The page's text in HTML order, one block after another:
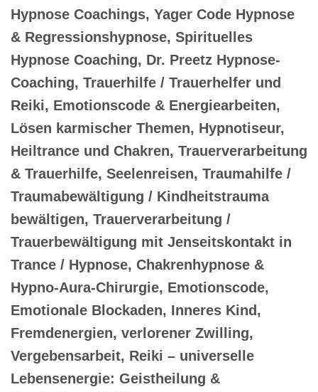
Hypnose Coachings, Yager Code Hypnose
& Regressionshypnose, Spirituelles
Hypnose Coaching, Dr. Preetz Hypnose-
Coaching, Trauerhilfe / Trauerhelfer und
Reiki, Emotionscode & Energiearbeiten,
Lösen karmischer Themen, Hypnotiseur,
Heiltrance und Chakren, Trauerverarbeitung
& Trauerhilfe, Seelenreisen, Traumahilfe /
Traumabewältigung / Kindheitstrauma
bewältigen, Trauerverarbeitung /
Trauerbewältigung mit Jenseitskontakt in
Trance / Hypnose, Chakrenhypnose &
Hypno-Aura-Chirurgie, Emotionscode,
Emotionale Blockaden, Inneres Kind,
Fremdenergien, verlorener Zwilling,
Vergebensarbeit, Reiki – universelle
Lebensenergie: Geistheilung &